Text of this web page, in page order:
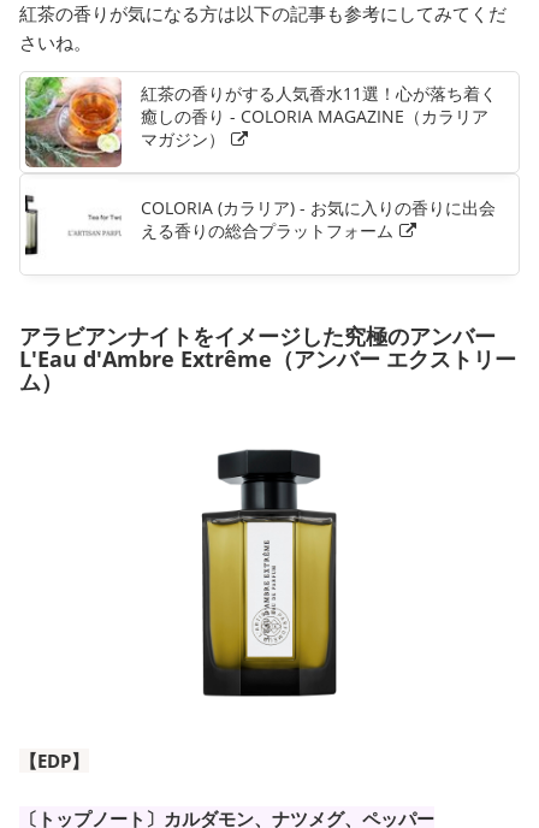
紅茶の香りが気になる方は以下の記事も参考にしてみてくだ
さいね。
紅茶の香りがする人気香水11選！心が落ち着く
癒しの香り - COLORIA MAGAZINE（カラリア
マガジン）
COLORIA (カラリア) - お気に入りの香りに出会
える香りの総合プラットフォーム
アラビアンナイトをイメージした究極のアンバー
L'Eau d'Ambre Extrême（アンバー エクストリー
ム）
【EDP】
〔トップノート〕カルダモン、ナツメグ、ペッパー